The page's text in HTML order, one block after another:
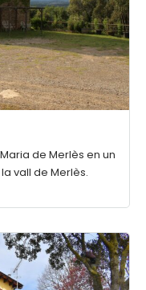
de Merlès en un
vall de Merlès.